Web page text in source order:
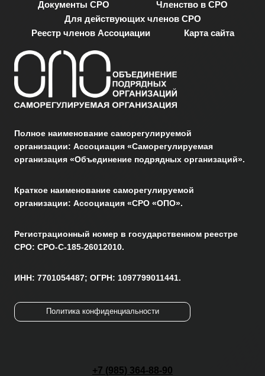
Документы СРО
Членство в СРО
Для действующих членов СРО
Реестр членов Ассоциации
Карта сайта
Полное наименование саморегулируемой
организации: Ассоциация «Саморегулируемая
организация «Объединение подрядных организаций».
Краткое наименование саморегулируемой
организации: Ассоциация «СРО «ОПО».
Регистрационный номер в государственном реестре
СРО: СРО-С-185-26012010.
ИНН: 7701054487; ОГРН: 1097799011441.
Политика конфиденциальности
+7 (985) 364-88-90